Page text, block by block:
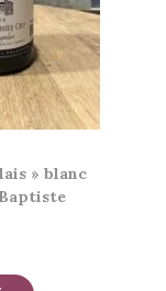
» blanc